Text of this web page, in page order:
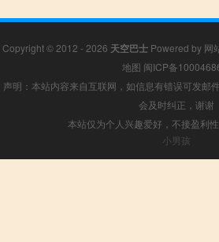
Copyright © 2012 - 2026 天空巴士 Powered by 网
地图 闽ICP备
声明：本站内容来自互联网，如信息有错误可发邮
会及时纠正，谢谢
本站仅为个人兴趣爱好，不接盈利
小男孩